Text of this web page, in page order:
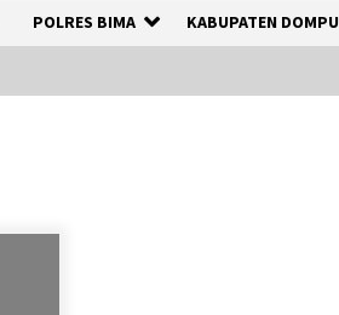
POLRES BIMA KABUPATEN DOMPU